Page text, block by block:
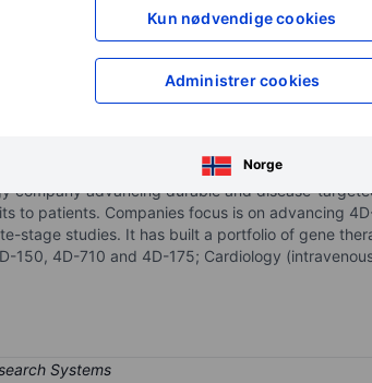
Kun nødvendige cookies
Administrer cookies
Norge
XXXXXXX
XXXXXXX
company advancing durable and disease-
to patients. Companies focus is on advancing
stage studies. It has built a portfolio of gene
150, 4D-710 and 4D-175; Cardiology